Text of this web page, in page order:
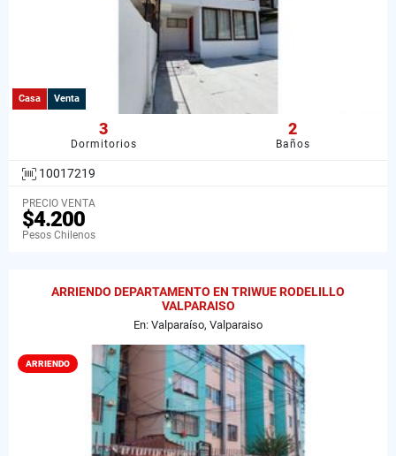
Casa Venta
3
Dormitorios
2
Baños
10017219
PRECIO VENTA
$4.200
Pesos Chilenos
ARRIENDO DEPARTAMENTO EN TRIWUE RODELILLO
VALPARAISO
En: Valparaíso, Valparaiso
ARRIENDO